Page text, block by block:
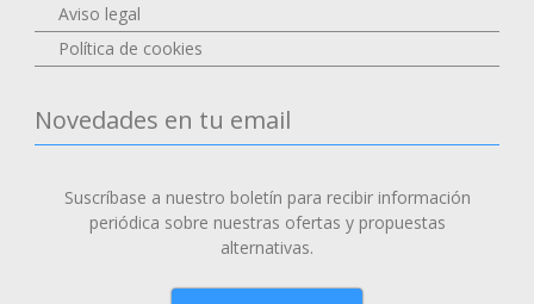
Aviso legal
Política de cookies
Novedades en tu email
Suscríbase a nuestro boletín para recibir información
periódica sobre nuestras ofertas y propuestas
alternativas.